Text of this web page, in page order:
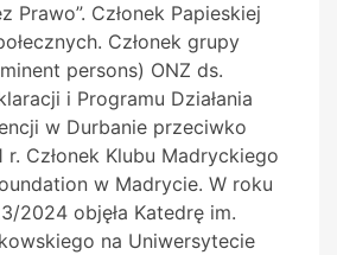
Prawo”. Członek Papieskiej
Członek grupy
persons) ONZ ds.
i Programu Działania
w Durbanie przeciwko
r. Członek Klubu Madryckiego
w Madrycie. W roku
2024 objęła Katedrę im.
na Uniwersytecie